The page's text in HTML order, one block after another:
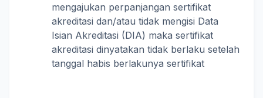
mengajukan perpanjangan sertifikat
akreditasi dan/atau tidak mengisi Data
Isian Akreditasi (DIA) maka sertifikat
akreditasi dinyatakan tidak berlaku setelah
tanggal habis berlakunya sertifikat